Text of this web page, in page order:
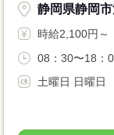
静岡県静岡市
時給2,100円～
08：30〜18：
土曜日 日曜日